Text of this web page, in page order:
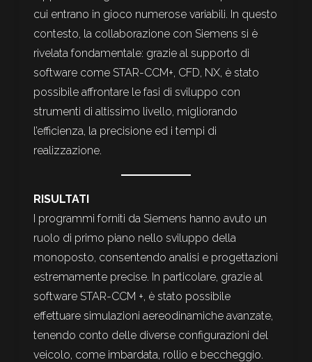
cui entrano in gioco numerose variabili. In questo
contesto, la collaborazione con Siemens si è
rivelata fondamentale: grazie al supporto di
software come STAR-CCM+, CFD, NX, è stato
possibile affrontare le fasi di sviluppo con
strumenti di altissimo livello, migliorando
l’efficienza, la precisione ed i tempi di
realizzazione.
RISULTATI
I programmi forniti da Siemens hanno avuto un
ruolo di primo piano nello sviluppo della
monoposto, consentendo analisi e progettazioni
estremamente precise. In particolare, grazie al
software STAR-CCM +, è stato possibile
effettuare simulazioni aereodinamiche avanzate,
tenendo conto delle diverse configurazioni del
veicolo, come imbardata, rollio e beccheggio.